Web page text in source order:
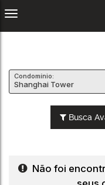
Condomínio:
Shanghai Tower
Busca
Não foi